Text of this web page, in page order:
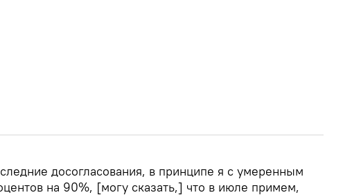
досогласования, в принципе я с умеренным
на 90%, [могу сказать,] что в июле примем,